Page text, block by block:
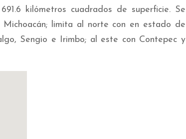
kilómetros cuadrados de superficie. Se
limita al norte con en estado de
Sengio e Irimbo; al este con Contepec y